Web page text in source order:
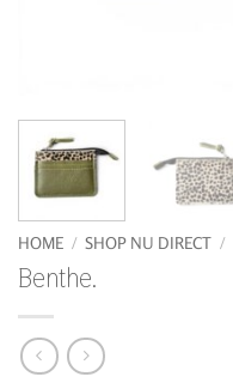
HOME / SHOP NU DIRECT /
Benthe.